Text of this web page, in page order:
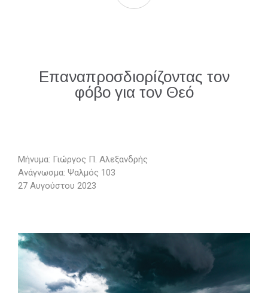
Επαναπροσδιορίζοντας τον
φόβο για τον Θεό
Μήνυμα: Γιώργος Π. Αλεξανδρής
Ανάγνωσμα: Ψαλμός 103
27 Αυγούστου 2023